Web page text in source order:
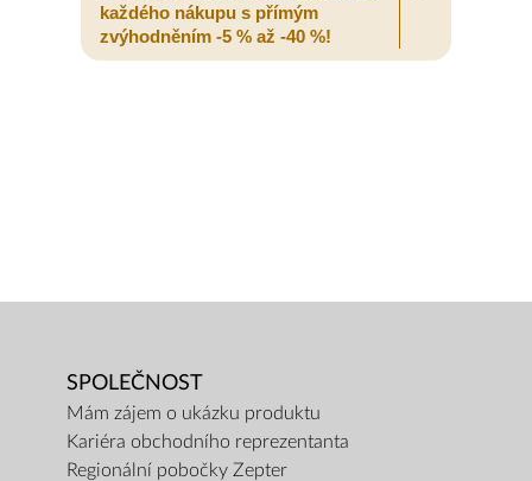
každého nákupu s přímým
zvýhodněním -5 % až -40 %!
SPOLEČNOST
Mám zájem o ukázku produktu
Kariéra obchodního reprezentanta
Regionální pobočky Zepter